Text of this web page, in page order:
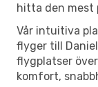
hitta den mest
Vår intuitiva
flyger till
flygplatser
komfort,